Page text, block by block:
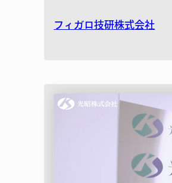
フィガロ技研株式会社